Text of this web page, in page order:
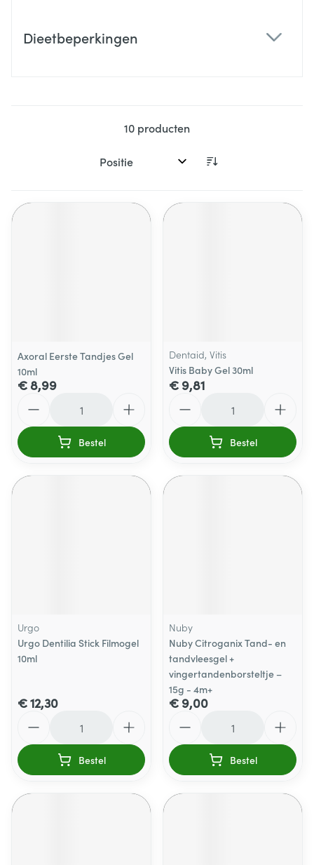
Dieetbeperkingen
10 producten
Sorteer op:
Axoral Eerste Tandjes Gel
10ml
€ 8,99
Bestel
Dentaid, Vitis
Vitis Baby Gel 30ml
€ 9,81
Bestel
Urgo
Urgo Dentilia Stick Filmogel
10ml
€ 12,30
Bestel
Nuby
Nuby Citroganix Tand- en
tandvleesgel +
vingertandenborsteltje –
15g - 4m+
€ 9,00
Bestel